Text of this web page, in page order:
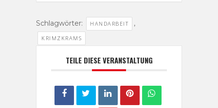
Schlagwörter: HANDARBEIT ,
KRIMZKRAMS
TEILE DIESE VERANSTALTUNG